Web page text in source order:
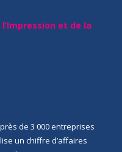
et de la
de 3 000 entreprises
un chiffre d’affaires